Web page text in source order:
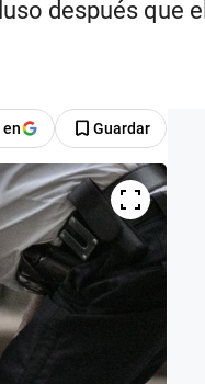
después que
en Guardar